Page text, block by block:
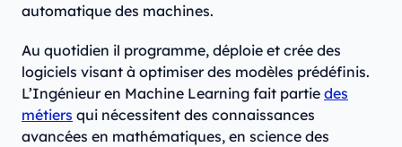
automatique des machines.
Au quotidien il programme, déploie et crée des
logiciels visant à optimiser des modèles prédéfinis.
L’Ingénieur en Machine Learning fait partie des
métiers qui nécessitent des connaissances
avancées en mathématiques, en science des